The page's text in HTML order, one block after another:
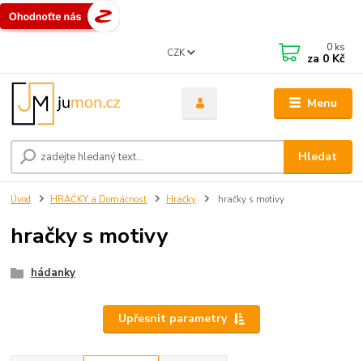
Menu
CZK
Hledat
0 ks
za 0 Kč
Úvod HRAČKY a Domácnost Hračky hračky s motivy
hračky s motivy
hádanky
Upřesnit parametry